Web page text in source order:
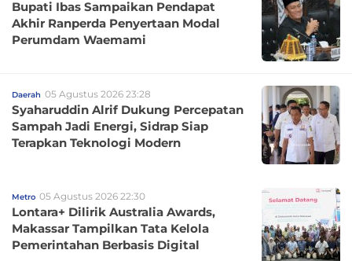
Bupati Ibas Sampaikan Pendapat
Akhir Ranperda Penyertaan Modal
Perumdam Waemami
Daerah 05 Agustus 2026 23:28
Syaharuddin Alrif Dukung Percepatan
Sampah Jadi Energi, Sidrap Siap
Terapkan Teknologi Modern
Metro 05 Agustus 2026 22:30
Lontara+ Dilirik Australia Awards,
Makassar Tampilkan Tata Kelola
Pemerintahan Berbasis Digital